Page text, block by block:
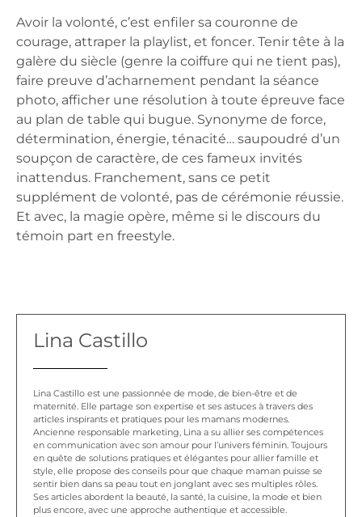
Avoir la volonté, c’est enfiler sa couronne de
courage, attraper la playlist, et foncer. Tenir tête à la
galère du siècle (genre la coiffure qui ne tient pas),
faire preuve d’acharnement pendant la séance
photo, afficher une résolution à toute épreuve face
au plan de table qui bugue. Synonyme de force,
détermination, énergie, ténacité… saupoudré d’un
soupçon de caractère, de ces fameux invités
inattendus. Franchement, sans ce petit
supplément de volonté, pas de cérémonie réussie.
Et avec, la magie opère, même si le discours du
témoin part en freestyle.
Lina Castillo
Lina Castillo est une passionnée de mode, de bien-être et de
maternité. Elle partage son expertise et ses astuces à travers des
articles inspirants et pratiques pour les mamans modernes.
Ancienne responsable marketing, Lina a su allier ses compétences
en communication avec son amour pour l’univers féminin. Toujours
en quête de solutions pratiques et élégantes pour allier famille et
style, elle propose des conseils pour que chaque maman puisse se
sentir bien dans sa peau tout en jonglant avec ses multiples rôles.
Ses articles abordent la beauté, la santé, la cuisine, la mode et bien
plus encore, avec une approche authentique et accessible.